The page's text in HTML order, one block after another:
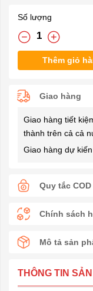
Số lượng
Thêm giỏ
Giao hàng
Giao hàng tiết
thành trên cả cả
Giao hàng dự
Quy tắc COD
Chính sách
Mô tả sản
THÔNG TIN